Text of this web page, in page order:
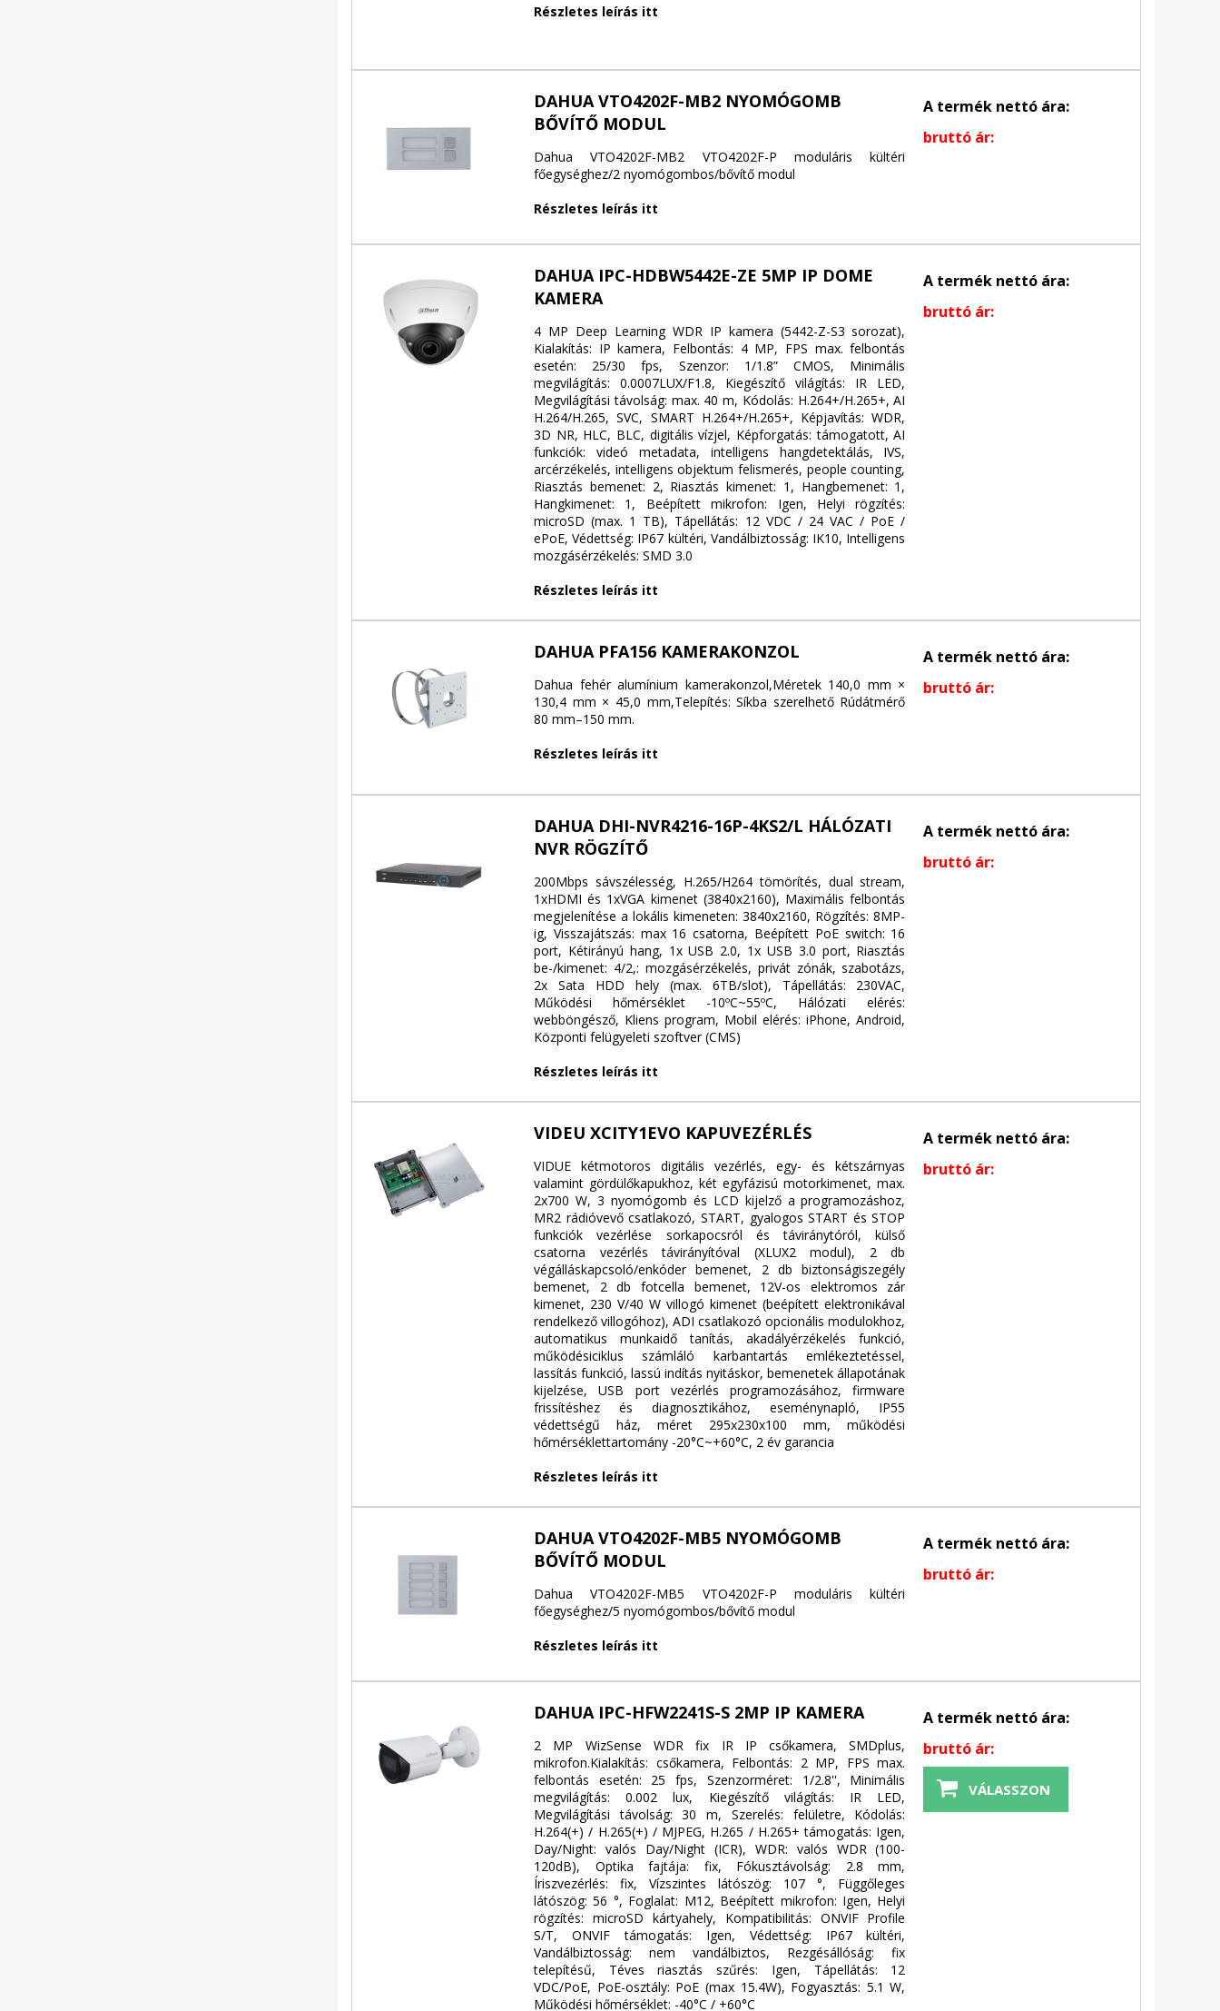
Részletes leírás itt
DAHUA VTO4202F-MB2 NYOMÓGOMB
BŐVÍTŐ MODUL
Dahua VTO4202F-MB2 VTO4202F-P moduláris kültéri
főegységhez/2 nyomógombos/bővítő modul
Részletes leírás itt
A termék nettó ára:
bruttó ár:
DAHUA IPC-HDBW5442E-ZE 5MP IP DOME
KAMERA
4 MP Deep Learning WDR IP kamera (5442-Z-S3 sorozat),
Kialakítás: IP kamera, Felbontás: 4 MP, FPS max. felbontás
esetén: 25/30 fps, Szenzor: 1/1.8” CMOS, Minimális
megvilágítás: 0.0007LUX/F1.8, Kiegészítő világítás: IR LED,
Megvilágítási távolság: max. 40 m, Kódolás: H.264+/H.265+, AI
H.264/H.265, SVC, SMART H.264+/H.265+, Képjavítás: WDR,
3D NR, HLC, BLC, digitális vízjel, Képforgatás: támogatott, AI
funkciók: videó metadata, intelligens hangdetektálás, IVS,
arcérzékelés, intelligens objektum felismerés, people counting,
Riasztás bemenet: 2, Riasztás kimenet: 1, Hangbemenet: 1,
Hangkimenet: 1, Beépített mikrofon: Igen, Helyi rögzítés:
microSD (max. 1 TB), Tápellátás: 12 VDC / 24 VAC / PoE /
ePoE, Védettség: IP67 kültéri, Vandálbiztosság: IK10, Intelligens
mozgásérzékelés: SMD 3.0
Részletes leírás itt
A termék nettó ára:
bruttó ár:
DAHUA PFA156 KAMERAKONZOL
Dahua fehér alumínium kamerakonzol,Méretek 140,0 mm ×
130,4 mm × 45,0 mm,Telepítés: Síkba szerelhető Rúdátmérő
80 mm–150 mm.
Részletes leírás itt
A termék nettó ára:
bruttó ár:
DAHUA DHI-NVR4216-16P-4KS2/L HÁLÓZATI
NVR RÖGZÍTŐ
200Mbps sávszélesség, H.265/H264 tömörítés, dual stream,
1xHDMI és 1xVGA kimenet (3840x2160), Maximális felbontás
megjelenítése a lokális kimeneten: 3840x2160, Rögzítés: 8MP-
ig, Visszajátszás: max 16 csatorna, Beépített PoE switch: 16
port, Kétirányú hang, 1x USB 2.0, 1x USB 3.0 port, Riasztás
be-/kimenet: 4/2,: mozgásérzékelés, privát zónák, szabotázs,
2x Sata HDD hely (max. 6TB/slot), Tápellátás: 230VAC,
Működési hőmérséklet -10ºC~55ºC, Hálózati elérés:
webböngésző, Kliens program, Mobil elérés: iPhone, Android,
Központi felügyeleti szoftver (CMS)
Részletes leírás itt
A termék nettó ára:
bruttó ár:
VIDEU XCITY1EVO KAPUVEZÉRLÉS
VIDUE kétmotoros digitális vezérlés, egy- és kétszárnyas
valamint gördülőkapukhoz, két egyfázisú motorkimenet, max.
2x700 W, 3 nyomógomb és LCD kijelző a programozáshoz,
MR2 rádióvevő csatlakozó, START, gyalogos START és STOP
funkciók vezérlése sorkapocsról és táviránytóról, külső
csatorna vezérlés távirányítóval (XLUX2 modul), 2 db
végálláskapcsoló/enkóder bemenet, 2 db biztonságiszegély
bemenet, 2 db fotcella bemenet, 12V-os elektromos zár
kimenet, 230 V/40 W villogó kimenet (beépített elektronikával
rendelkező villogóhoz), ADI csatlakozó opcionális modulokhoz,
automatikus munkaidő tanítás, akadályérzékelés funkció,
működésiciklus számláló karbantartás emlékeztetéssel,
lassítás funkció, lassú indítás nyitáskor, bemenetek állapotának
kijelzése, USB port vezérlés programozásához, firmware
frissítéshez és diagnosztikához, eseménynapló, IP55
védettségű ház, méret 295x230x100 mm, működési
hőmérséklettartomány -20°C~+60°C, 2 év garancia
Részletes leírás itt
A termék nettó ára:
bruttó ár:
DAHUA VTO4202F-MB5 NYOMÓGOMB
BŐVÍTŐ MODUL
Dahua VTO4202F-MB5 VTO4202F-P moduláris kültéri
főegységhez/5 nyomógombos/bővítő modul
Részletes leírás itt
A termék nettó ára:
bruttó ár:
DAHUA IPC-HFW2241S-S 2MP IP KAMERA
2 MP WizSense WDR fix IR IP csőkamera, SMDplus,
mikrofon.Kialakítás: csőkamera, Felbontás: 2 MP, FPS max.
felbontás esetén: 25 fps, Szenzorméret: 1/2.8'', Minimális
megvilágítás: 0.002 lux, Kiegészítő világítás: IR LED,
Megvilágítási távolság: 30 m, Szerelés: felületre, Kódolás:
H.264(+) / H.265(+) / MJPEG, H.265 / H.265+ támogatás: Igen,
Day/Night: valós Day/Night (ICR), WDR: valós WDR (100-
120dB), Optika fajtája: fix, Fókusztávolság: 2.8 mm,
Íriszvezérlés: fix, Vízszintes látószög: 107 °, Függőleges
látószög: 56 °, Foglalat: M12, Beépített mikrofon: Igen, Helyi
rögzítés: microSD kártyahely, Kompatibilitás: ONVIF Profile
S/T, ONVIF támogatás: Igen, Védettség: IP67 kültéri,
Vandálbiztosság: nem vandálbiztos, Rezgésállóság: fix
telepítésű, Téves riasztás szűrés: Igen, Tápellátás: 12
VDC/PoE, PoE-osztály: PoE (max 15.4W), Fogyasztás: 5.1 W,
Működési hőmérséklet: -40°C / +60°C
A termék nettó ára:
bruttó ár:
VÁLASSZON